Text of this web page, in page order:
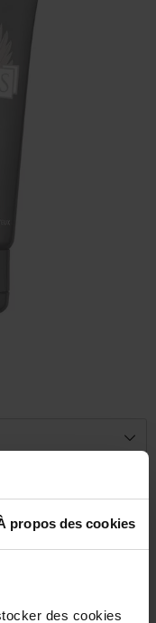
propos des cookies
des cookies
beschikbaar
55€